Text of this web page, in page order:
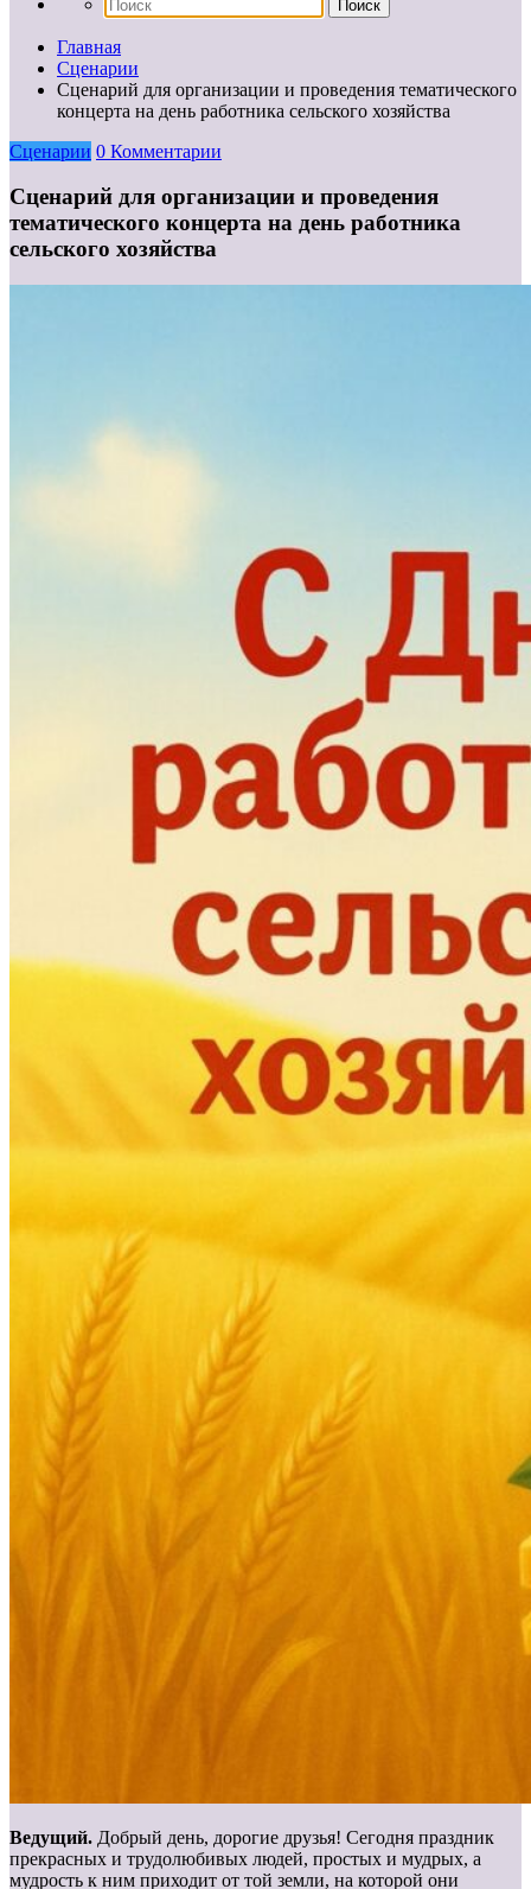
Главная
Сценарии
Сценарий для организации и проведения тематического
концерта на день работника сельского хозяйства
Сценарии 0 Комментарии
Сценарий для организации и проведения
тематического концерта на день работника
сельского хозяйства
Ведущий. Добрый день, дорогие друзья! Сегодня праздник
прекрасных и трудолюбивых людей, простых и мудрых, а
мудрость к ним приходит от той земли, на которой они